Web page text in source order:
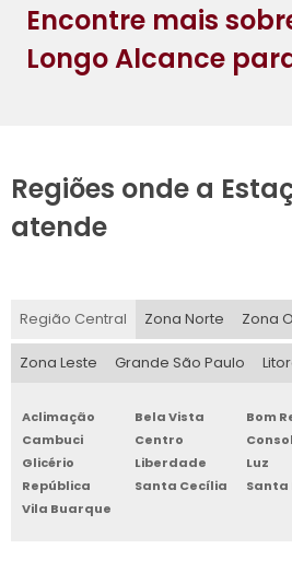
ANTENA DE 5G
Encontre mais
Longo Alcance
Regiões onde a
atende
Região Central Zona Norte Zona
Zona Leste Grande São Paulo
Aclimação Bela Vista Bom
Cambuci
Centro
Glicério
Liberdade Luz
República
Santa Cecília Santa
Vila Buarque